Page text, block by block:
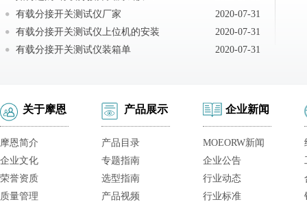
有载分接开关测试仪厂家
2020-07-31
有载分接开关测试仪上位机的安装
2020-07-31
有载分接开关测试仪装箱单
2020-07-31
关于摩恩
摩恩简介
企业文化
荣誉资质
质量管理
产品展示
产品目录
专题指南
选型指南
产品视频
企业新闻
MOEORW新闻
企业公告
行业动态
行业标准